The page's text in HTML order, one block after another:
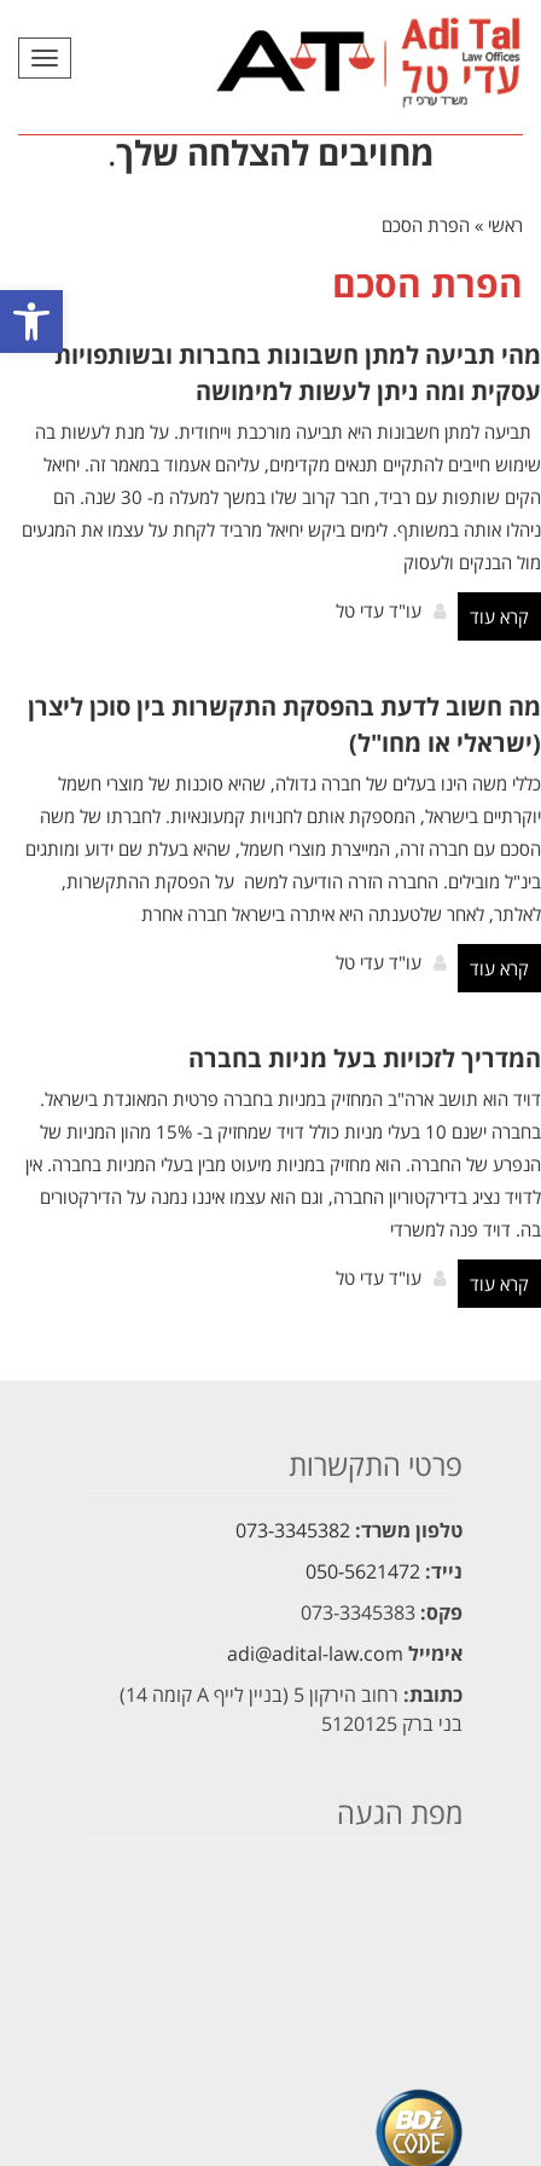
פתח
מחויבים להצלחה שלך.
ראשי » הפרת הסכם
הפרת הסכם
מהי תביעה למתן חשבונות בחברות ובשותפויות
עסקית ומה ניתן לעשות למימושה
תביעה למתן חשבונות היא תביעה מורכבת וייחודית. על מנת לעשות בה
שימוש חייבים להתקיים תנאים מקדימים, עליהם אעמוד במאמר זה. יחיאל
הקים שותפות עם רביד, חבר קרוב שלו במשך למעלה מ- 30 שנה. הם
ניהלו אותה במשותף. לימים ביקש יחיאל מרביד לקחת על עצמו את המגעים
מול הבנקים ולעסוק
עו"ד עדי טל
קרא עוד
מה חשוב לדעת בהפסקת התקשרות בין סוכן ליצרן
(ישראלי או מחו"ל)
כללי משה הינו בעלים של חברה גדולה, שהיא סוכנות של מוצרי חשמל
יוקרתיים בישראל, המספקת אותם לחנויות קמעונאיות. לחברתו של משה
הסכם עם חברה זרה, המייצרת מוצרי חשמל, שהיא בעלת שם ידוע ומותגים
בינ"ל מובילים. החברה הזרה הודיעה למשה על הפסקת ההתקשרות,
לאלתר, לאחר שלטענתה היא איתרה בישראל חברה אחרת
עו"ד עדי טל
קרא עוד
המדריך לזכויות בעל מניות בחברה
דויד הוא תושב ארה"ב המחזיק במניות בחברה פרטית המאוגדת בישראל.
בחברה ישנם 10 בעלי מניות כולל דויד שמחזיק ב- 15% מהון המניות של
הנפרע של החברה. הוא מחזיק במניות מיעוט מבין בעלי המניות בחברה. אין
לדויד נציג בדירקטוריון החברה, וגם הוא עצמו איננו נמנה על הדירקטורים
בה. דויד פנה למשרדי
עו"ד עדי טל
קרא עוד
פרטי התקשרות
טלפון משרד: 073-3345382
נייד: 050-5621472
פקס:
אימייל adi@adital-law.com
כתובת: רחוב הירקון 5 (בניין לייף A קומה 14)
בני ברק 5120125
מפת הגעה